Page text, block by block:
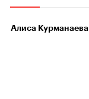
Алиса Курманаева